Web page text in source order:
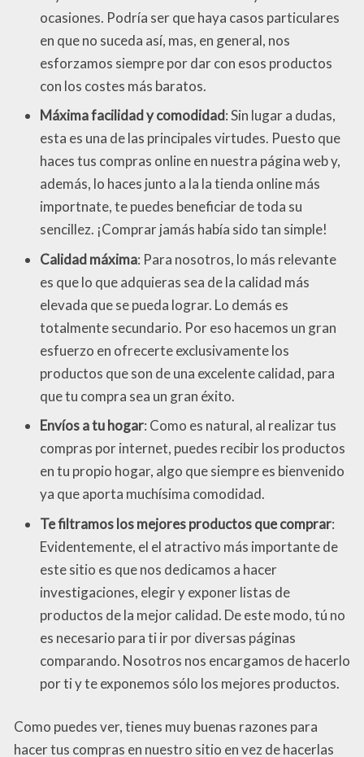
ocasiones. Podría ser que haya casos particulares
en que no suceda así, mas, en general, nos
esforzamos siempre por dar con esos productos
con los costes más baratos.
Máxima facilidad y comodidad: Sin lugar a dudas,
esta es una de las principales virtudes. Puesto que
haces tus compras online en nuestra página web y,
además, lo haces junto a la la tienda online más
importnate, te puedes beneficiar de toda su
sencillez. ¡Comprar jamás había sido tan simple!
Calidad máxima: Para nosotros, lo más relevante
es que lo que adquieras sea de la calidad más
elevada que se pueda lograr. Lo demás es
totalmente secundario. Por eso hacemos un gran
esfuerzo en ofrecerte exclusivamente los
productos que son de una excelente calidad, para
que tu compra sea un gran éxito.
Envíos a tu hogar: Como es natural, al realizar tus
compras por internet, puedes recibir los productos
en tu propio hogar, algo que siempre es bienvenido
ya que aporta muchísima comodidad.
Te filtramos los mejores productos que comprar:
Evidentemente, el el atractivo más importante de
este sitio es que nos dedicamos a hacer
investigaciones, elegir y exponer listas de
productos de la mejor calidad. De este modo, tú no
es necesario para ti ir por diversas páginas
comparando. Nosotros nos encargamos de hacerlo
por ti y te exponemos sólo los mejores productos.
Como puedes ver, tienes muy buenas razones para
hacer tus compras en nuestro sitio en vez de hacerlas